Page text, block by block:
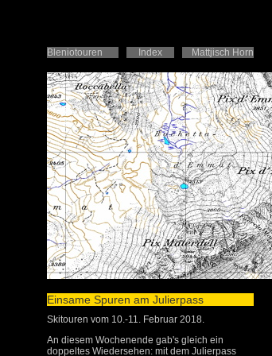
Bleniotouren Index Mattjisch Horn
Einsame Spuren am Julierpass
Skitouren vom 10.-11. Februar 2018.
An diesem Wochenende gab's gleich ein
doppeltes Wiedersehen: mit dem Julierpass